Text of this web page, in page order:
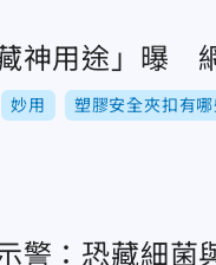
神用途」曝
妙用 塑膠安全夾扣有
警：恐藏細菌